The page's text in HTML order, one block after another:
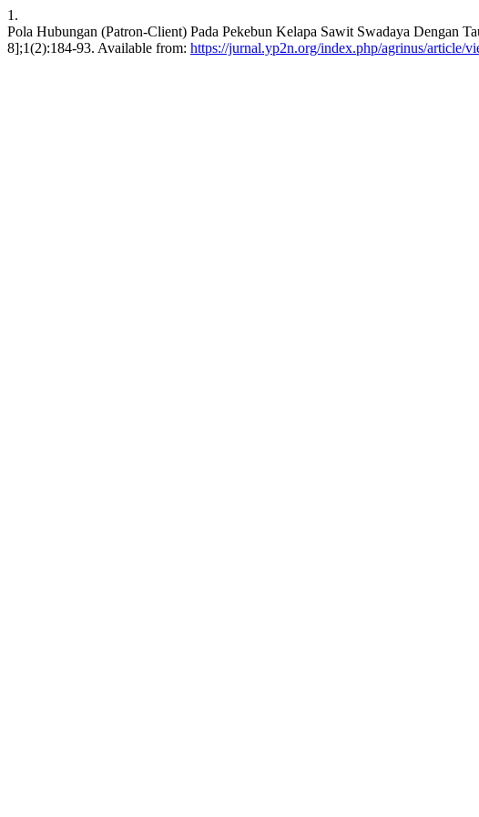
1.
Pola Hubungan (Patron-Client) Pada Pekebun Kelapa Sawit Swadaya
8];1(2):184-93. Available from: https://jurnal.yp2n.org/index.php/agrinus/article/